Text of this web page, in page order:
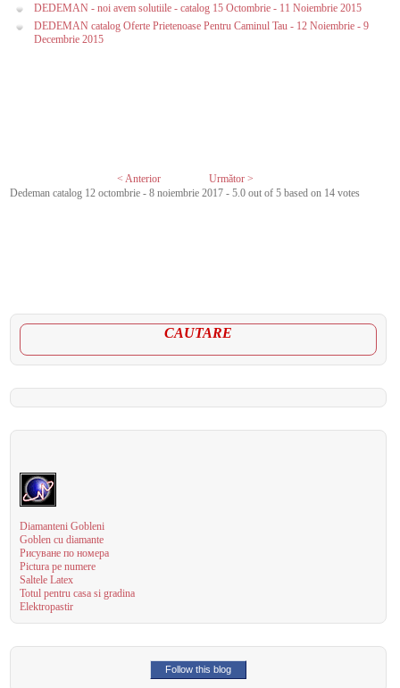
DEDEMAN - noi avem solutiile - catalog 15 Octombrie - 11 Noiembrie 2015
DEDEMAN catalog Oferte Prietenoase Pentru Caminul Tau - 12 Noiembrie - 9
Decembrie 2015
< Anterior
Următor >
Dedeman catalog 12 octombrie - 8 noiembrie 2017 -5.0 out of5 based on 14 votes
CAUTARE
Diamanteni Gobleni
Goblen cu diamante
Рисуване по номера
Pictura pe numere
Saltele Latex
Totul pentru casa si gradina
Elektropastir
Follow this blog